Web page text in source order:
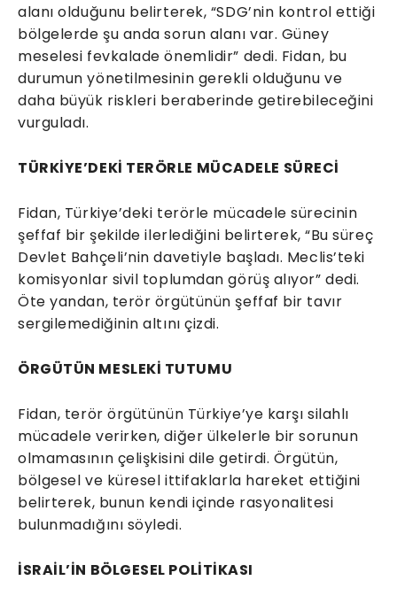
alanı olduğunu belirterek, “SDG’nin kontrol ettiği
bölgelerde şu anda sorun alanı var. Güney
meselesi fevkalade önemlidir” dedi. Fidan, bu
durumun yönetilmesinin gerekli olduğunu ve
daha büyük riskleri beraberinde getirebileceğini
vurguladı.
TÜRKİYE’DEKİ TERÖRLE MÜCADELE SÜRECİ
Fidan, Türkiye’deki terörle mücadele sürecinin
şeffaf bir şekilde ilerlediğini belirterek, “Bu süreç
Devlet Bahçeli’nin davetiyle başladı. Meclis’teki
komisyonlar sivil toplumdan görüş alıyor” dedi.
Öte yandan, terör örgütünün şeffaf bir tavır
sergilemediğinin altını çizdi.
ÖRGÜTÜN MESLEKİ TUTUMU
Fidan, terör örgütünün Türkiye’ye karşı silahlı
mücadele verirken, diğer ülkelerle bir sorunun
olmamasının çelişkisini dile getirdi. Örgütün,
bölgesel ve küresel ittifaklarla hareket ettiğini
belirterek, bunun kendi içinde rasyonalitesi
bulunmadığını söyledi.
İSRAİL’İN BÖLGESEL POLİTİKASI